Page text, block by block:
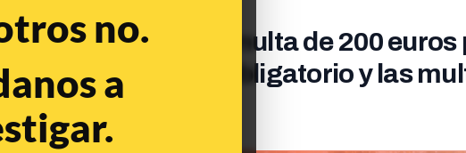
no.
a
obligatorio y la multa de 200
de repuesto no es obligatorio y las
PM